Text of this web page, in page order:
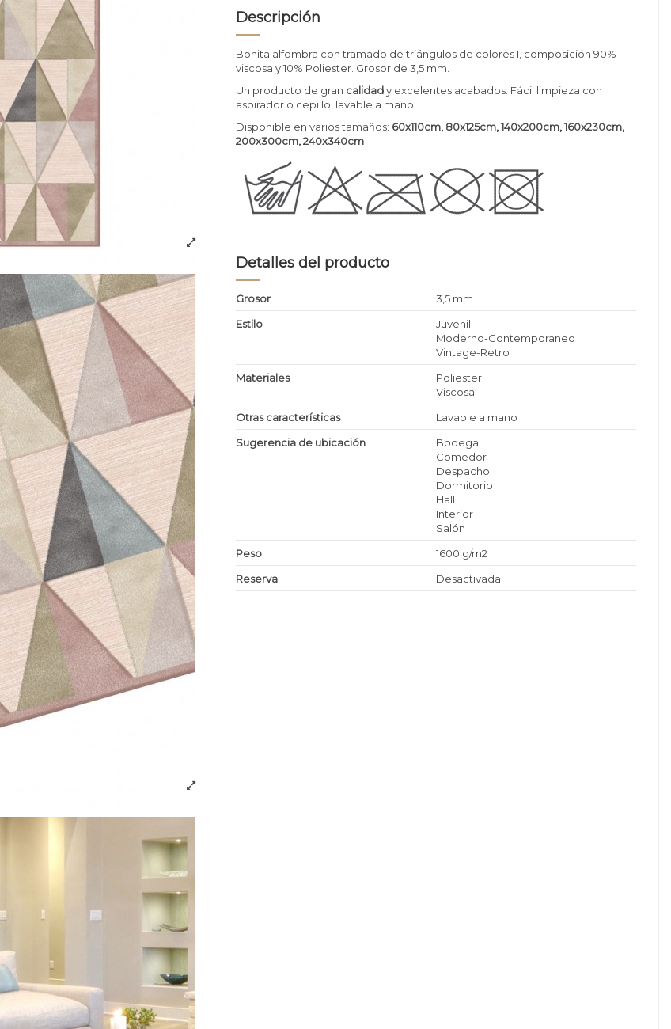
Descripción
Bonita alfombra con tramado de triángulos de colores I, composición 90%
viscosa y 10% Poliester. Grosor de 3,5 mm.
Un producto de gran calidady excelentes acabados. Fácil limpieza con
aspirador o cepillo, lavable a mano.
Disponible en varios tamaños: 60x110cm, 80x125cm, 140x200cm, 160x230cm,
200x300cm, 240x340cm
Detalles del producto
Grosor
3,5 mm
Estilo
Juvenil
Moderno-Contemporaneo
Vintage-Retro
Materiales
Poliester
Viscosa
Otras características
Lavable a mano
Sugerencia de ubicación
Bodega
Comedor
Despacho
Dormitorio
Hall
Interior
Salón
Peso
1600 g/m2
Reserva
Desactivada